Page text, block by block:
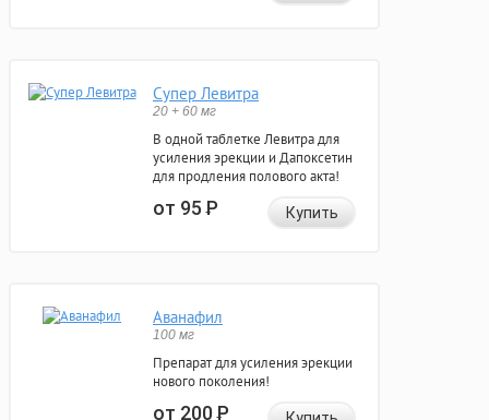
Супер Левитра
20 + 60 мг
В одной таблетке Левитра для
усиления эрекции и Дапоксетин
для продления полового акта!
от 95Р Купить
Аванафил
100 мг
Препарат для усиления эрекции
нового поколения!
от 200Р